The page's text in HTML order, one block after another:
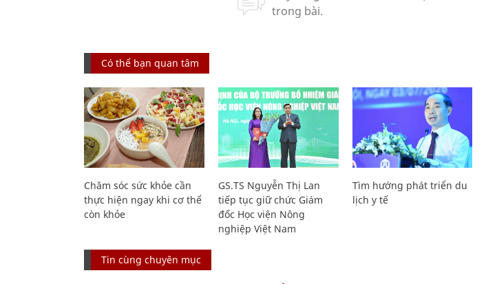
Có thể bạn quan tâm
Chăm sóc sức khỏe cần
thực hiện ngay khi cơ thể
còn khỏe
GS.TS Nguyễn Thị Lan
tiếp tục giữ chức Giám
đốc Học viện Nông
nghiệp Việt Nam
Tìm hướng phát triển du
lịch y tế
Tin cùng chuyên mục